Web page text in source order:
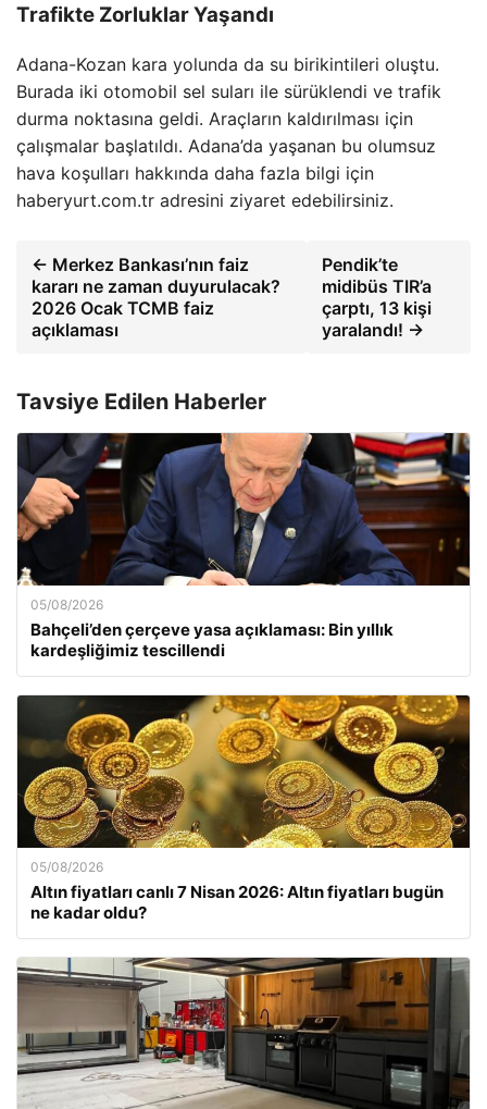
Trafikte Zorluklar Yaşandı
Adana-Kozan kara yolunda da su birikintileri oluştu.
Burada iki otomobil sel suları ile sürüklendi ve trafik
durma noktasına geldi. Araçların kaldırılması için
çalışmalar başlatıldı. Adana’da yaşanan bu olumsuz
hava koşulları hakkında daha fazla bilgi için
haberyurt.com.tr adresini ziyaret edebilirsiniz.
← Merkez Bankası’nın faiz
kararı ne zaman duyurulacak?
2026 Ocak TCMB faiz
açıklaması
Pendik’te
midibüs TIR’a
çarptı, 13 kişi
yaralandı! →
Tavsiye Edilen Haberler
05/08/2026
Bahçeli’den çerçeve yasa açıklaması: Bin yıllık
kardeşliğimiz tescillendi
05/08/2026
Altın fiyatları canlı 7 Nisan 2026: Altın fiyatları bugün
ne kadar oldu?